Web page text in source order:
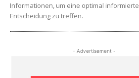
Informationen, um eine optimal informierte
Entscheidung zu treffen.
- Advertisement -